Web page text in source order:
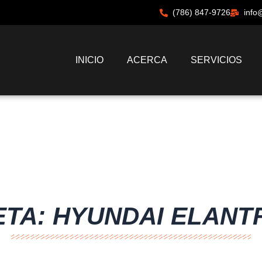
(786) 847-9726
INICIO ACERCA SERVICIOS
HYUNDAI